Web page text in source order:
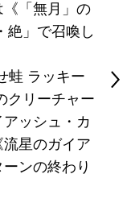
「無月」の
絶」で召喚し
蛙 ラッキー
クリーチャー
ッシュ・カ
星のガイア
ンの終わり